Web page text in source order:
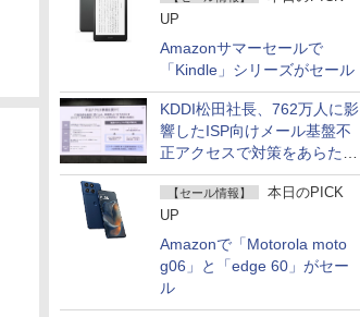
UP
Amazonサマーセールで
「Kindle」シリーズがセール
KDDI松田社長、762万人に影
響したISP向けメール基盤不
正アクセスで対策をあらため
て説明
【セール情報】
本日のPICK
UP
Amazonで「Motorola moto
g06」と「edge 60」がセー
ル